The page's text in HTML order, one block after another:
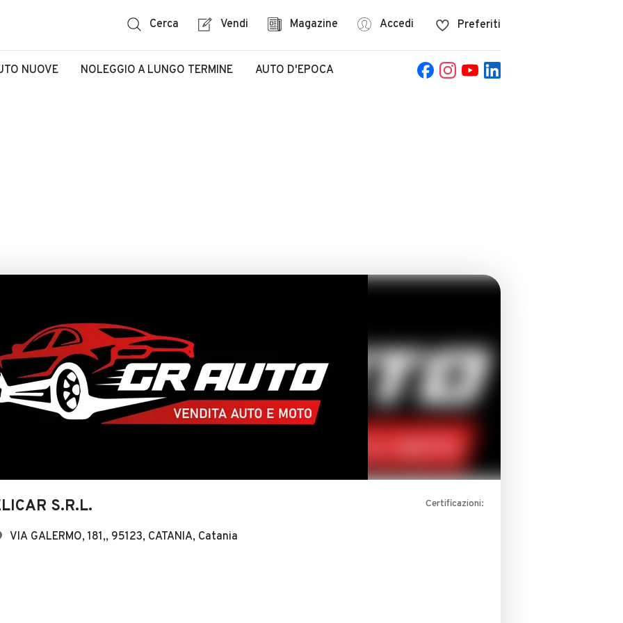
Cerca Vendi Magazine Accedi Preferiti
NUOVE NOLEGGIO A LUNGO TERMINE AUTO D'EPOCA
S.R.L. Certificazioni:
VIA GALERMO, 181,, 95123, CATANIA, Catania